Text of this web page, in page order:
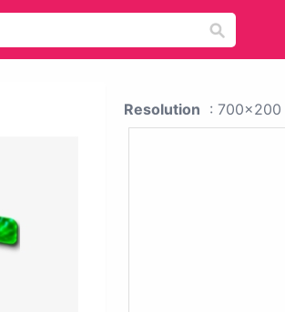
Resolution : 700x200